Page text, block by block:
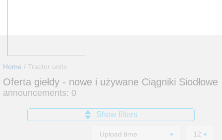
Home / Tractor units
Oferta giełdy - nowe i używane Ciągniki Siodłowe
announcements: 0
Show filters
Upload time 12
TRAILERS AND SEMITRAILERS
CONTACT